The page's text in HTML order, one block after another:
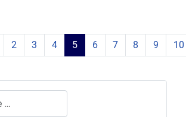
2 3 4 5 6 7 8 9 10